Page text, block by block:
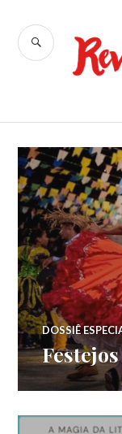
para
conteúdo
BUSCA
DOSSIÊ